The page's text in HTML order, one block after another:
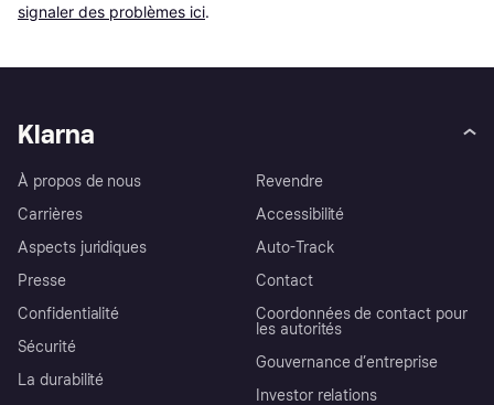
signaler des problèmes ici.
Klarna
À propos de nous
Carrières
Aspects juridiques
Presse
Confidentialité
Sécurité
La durabilité
Revendre
Accessibilité
Auto-Track
Contact
Coordonnées de contact pour
les autorités
Gouvernance d’entreprise
Investor relations